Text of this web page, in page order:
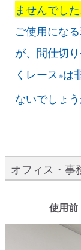
ませんでした
ご使用にな
が、間仕切
くレース ®は
ないでしょう
オフィス・事
使用前